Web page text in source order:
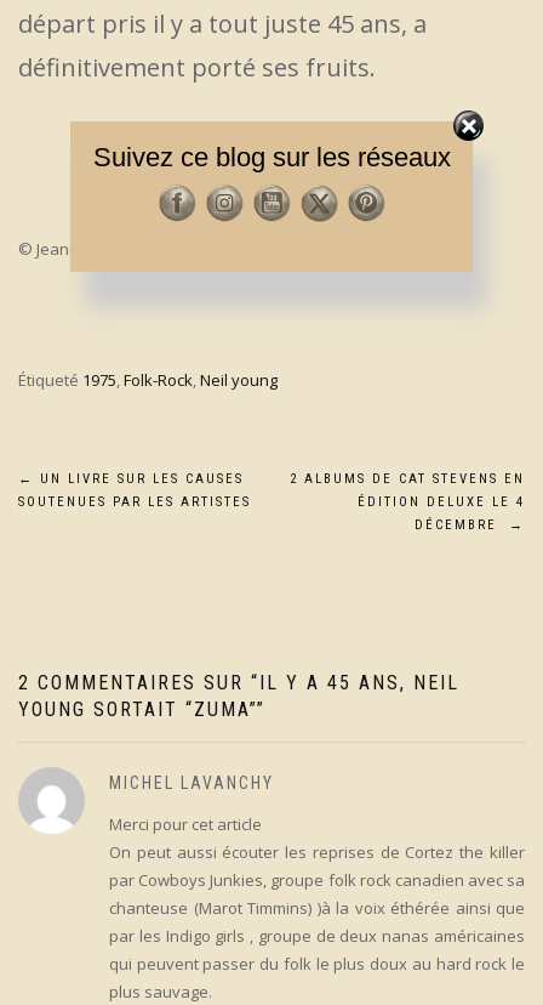
départ pris il y a tout juste 45 ans, a
définitivement porté ses fruits.
© Jean-François Convert – Novembre 2020
Étiqueté 1975,Folk-Rock,Neil young
Navigation
←
UN LIVRE SUR LES CAUSES
SOUTENUES PAR LES ARTISTES
2 ALBUMS DE CAT STEVENS EN
ÉDITION DELUXE LE 4
DÉCEMBRE
→
2 COMMENTAIRES SUR “IL Y A 45 ANS, NEIL
YOUNG SORTAIT “ZUMA””
MICHEL LAVANCHY
Merci pour cet article
On peut aussi écouter les reprises de Cortez the killer
par Cowboys Junkies, groupe folk rock canadien avec sa
chanteuse (Marot Timmins) )à la voix éthérée ainsi que
par les Indigo girls , groupe de deux nanas américaines
qui peuvent passer du folk le plus doux au hard rock le
plus sauvage.
Suivez ce blog sur les réseaux